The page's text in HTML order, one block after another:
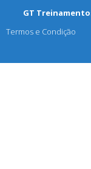
GT
Termos e Condição